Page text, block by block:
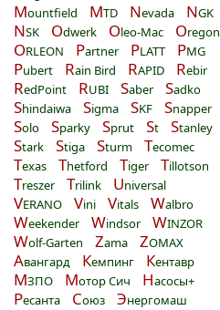
Mountfield MTD Nevada NGK
NSK Odwerk Oleo-Mac Oregon
ORLEON Partner PLATT PMG
Pubert Rain Bird RAPID Rebir
RedPoint RUBI Saber Sadko
Shindaiwa Sigma SKF Snapper
Solo Sparky Sprut St Stanley
Stark Stiga Sturm Tecomec
Texas Thetford Tiger Tillotson
Treszer Trilink Universal
VERANO Vini Vitals Walbro
Weekender Windsor WINZOR
Wolf-Garten Zama ZOMAX
Авангард Кемпинг Кентавр
МЗПО Мотор Сич Насосы+
Ресанта Союз Энергомаш